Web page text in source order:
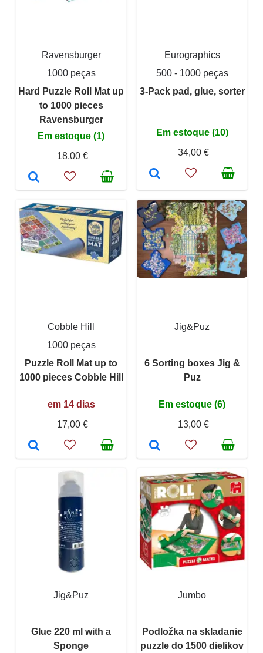
Ravensburger
1000 peças
Hard Puzzle Roll Mat up
to 1000 pieces
Ravensburger
Em estoque (1)
18,00 €
Eurographics
500 - 1000 peças
3-Pack pad, glue, sorter
Em estoque (10)
34,00 €
Cobble Hill
1000 peças
Puzzle Roll Mat up to
1000 pieces Cobble Hill
em 14 dias
17,00 €
Jig&Puz
6 Sorting boxes Jig &
Puz
Em estoque (6)
13,00 €
Jig&Puz
Glue 220 ml with a
Sponge
Jumbo
Podložka na skladanie
puzzle do 1500 dielikov